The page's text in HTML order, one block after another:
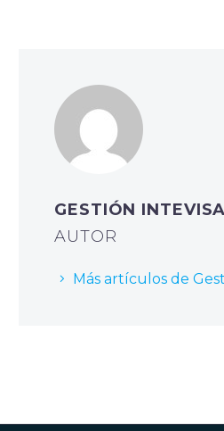
GESTIÓN
AUTOR
Más artículos de